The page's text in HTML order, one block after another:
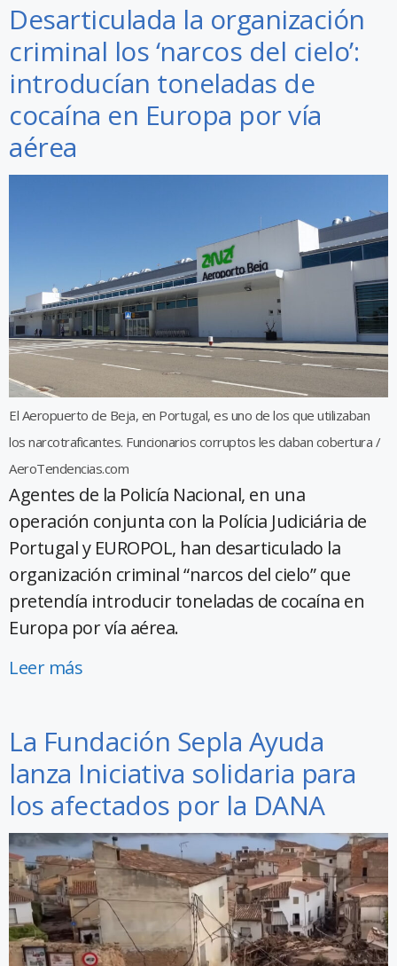
Desarticulada la organización
criminal los ‘narcos del cielo’:
introducían toneladas de
cocaína en Europa por vía
aérea
El Aeropuerto de Beja, en Portugal, es uno de los que utilizaban
los narcotraficantes. Funcionarios corruptos les daban cobertura /
AeroTendencias.com
Agentes de la Policía Nacional, en una
operación conjunta con la Polícia Judiciária de
Portugal y EUROPOL, han desarticulado la
organización criminal “narcos del cielo” que
pretendía introducir toneladas de cocaína en
Europa por vía aérea.
Leer más
La Fundación Sepla Ayuda
lanza Iniciativa solidaria para
los afectados por la DANA